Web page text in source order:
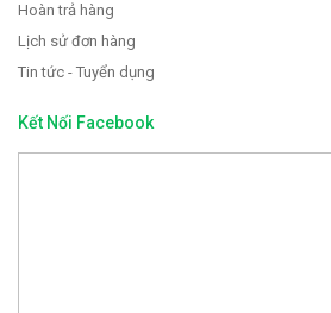
Hoàn trả hàng
Lịch sử đơn hàng
Tin tức - Tuyển dụng
Kết Nối Facebook